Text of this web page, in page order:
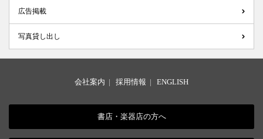
広告掲載
写真貸し出し
会社案内 | 採用情報 | ENGLISH
書店・楽器店の方へ